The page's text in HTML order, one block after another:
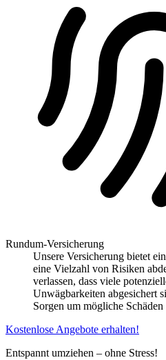
Rundum-Versicherung
Unsere Versicherung bietet
eine Vielzahl von Risiken
verlassen, dass viele
Unwägbarkeiten abgesichert
Sorgen um mögliche
Kostenlose Angebote erhalten!
Entspannt umziehen – ohne Stress!